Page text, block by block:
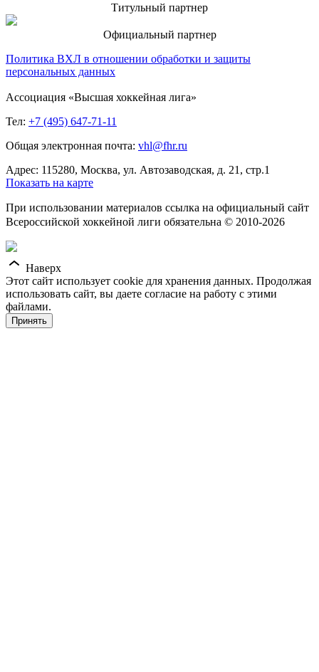
Титульный партнер
Официальный партнер
Политика ВХЛ в отношении обработки и защиты
персональных данных
Ассоциация «Высшая хоккейная лига»
Тел: +7 (495) 647-71-11
Общая электронная почта: vhl@fhr.ru
Адрес: 115280, Москва, ул. Автозаводская, д. 21, стр.1
Показать на карте
При использовании материалов ссылка на официальный сайт
Всероссийской хоккейной лиги обязательна © 2010-2026
Наверх
Этот сайт использует cookie для хранения данных. Продолжая
использовать сайт, вы даете согласие на работу с этими
файлами.
Принять